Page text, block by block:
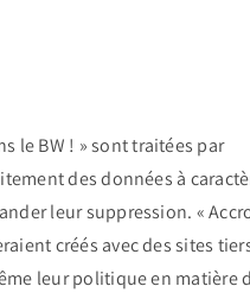
le BW ! » sont traitées par
des données à
leur suppression. «
créés avec des sites
leur politique en matière